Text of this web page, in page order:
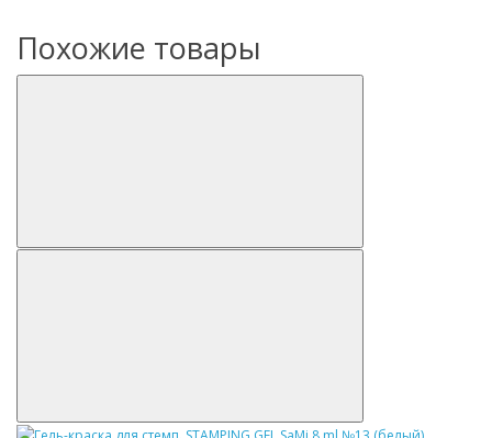
Похожие товары